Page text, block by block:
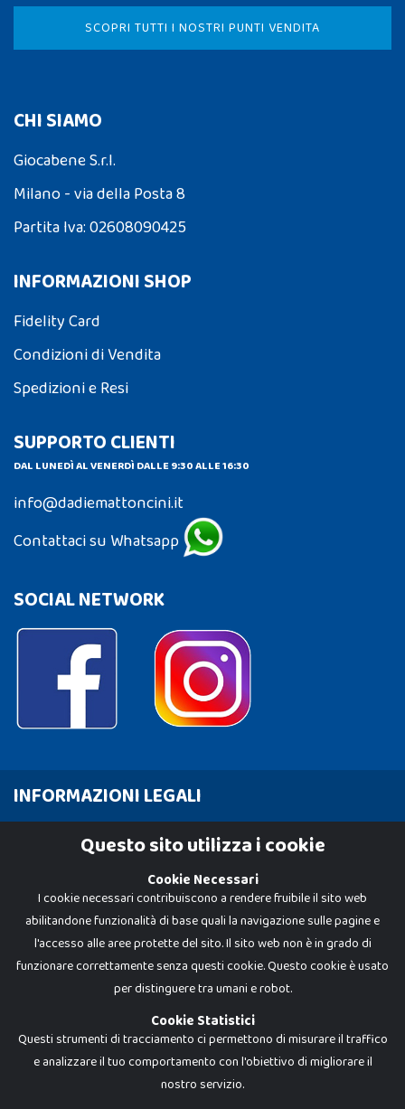
SCOPRI TUTTI I NOSTRI PUNTI VENDITA
CHI SIAMO
Giocabene S.r.l.
Milano - via della Posta 8
Partita Iva: 02608090425
INFORMAZIONI SHOP
Fidelity Card
Condizioni di Vendita
Spedizioni e Resi
SUPPORTO CLIENTI
DAL LUNEDÌ AL VENERDÌ DALLE 9:30 ALLE 16:30
info@dadiemattoncini.it
Contattaci su Whatsapp
SOCIAL NETWORK
INFORMAZIONI LEGALI
Cookie Policy
Dadi e Mattoncini è un brand di Giocabene Srl. Ogni riproduzione o utilizzo non
Questo sito utilizza i cookie
Cookie Necessari
I cookie necessari contribuiscono a rendere fruibile il sito web
abilitandone funzionalità di base quali la navigazione sulle pagine e
l'accesso alle aree protette del sito. Il sito web non è in grado di
funzionare correttamente senza questi cookie. Questo cookie è usato
per distinguere tra umani e robot.
Cookie Statistici
Questi strumenti di tracciamento ci permettono di misurare il traffico
e analizzare il tuo comportamento con l'obiettivo di migliorare il
nostro servizio.